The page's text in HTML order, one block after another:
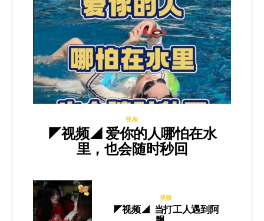
视频
◤视频◢ 爱你的人哪怕在水
里，也会随时秒回
视频
◤视频◢ 当打工人遇到阿